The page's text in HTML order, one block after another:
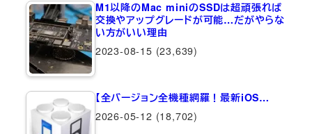
M1以降のMac miniのSSDは超頑張れば
交換やアップグレードが可能…だがやらな
い方がいい理由
2023-08-15 (23,639)
【全バージョン全機種網羅！最新iOS…
2026-05-12 (18,702)